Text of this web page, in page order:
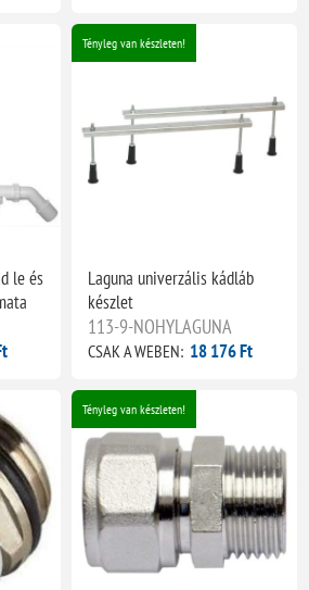
le és
Tényleg van készleten!
Laguna univerzális kádláb
készlet
113-9-NOHYLAGUNA
CSAK A WEBEN: 18 176 Ft
Tényleg van készleten!